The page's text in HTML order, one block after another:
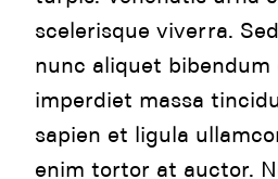
scelerisque viverra.
nunc aliquet bibendum
imperdiet massa
sapien et ligula
enim tortor at auctor.